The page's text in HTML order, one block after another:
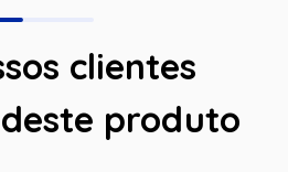
clientes
produto